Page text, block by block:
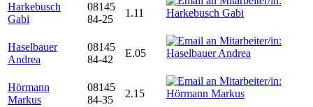
Harkebusch
Gabi
08145
84-25
1.11
Haselbauer
Andrea
08145
84-42
E.05
Hörmann
Markus
08145
84-35
2.15